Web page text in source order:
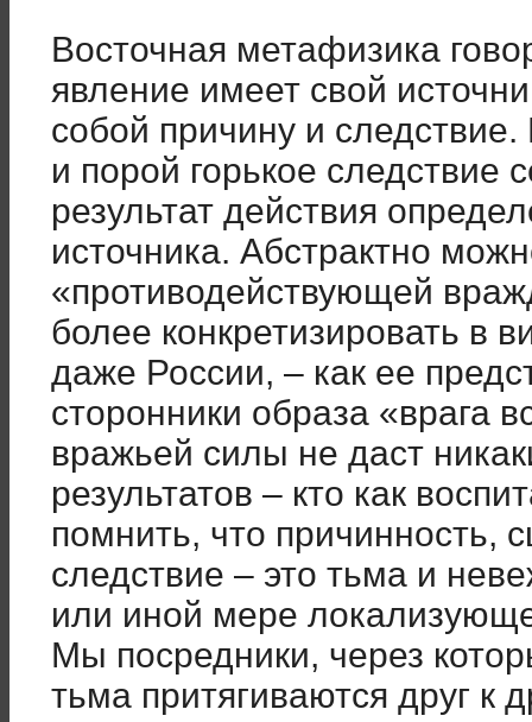
Восточная метафизика
явление имеет свой
собой причину и
и порой горькое следствие
результат действия
источника. Абстрактно
«противодействующей
более конкретизировать в
даже России, – как ее
сторонники образа «врага
вражьей силы не даст
результатов – кто как
помнить, что причинность,
следствие – это тьма и
или иной мере
Мы посредники, через
тьма притягиваются друг к